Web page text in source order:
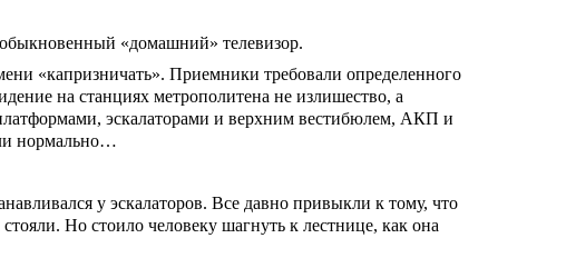
«домашний» телевизор.
«капризничать». Приемники требовали определенного
на станциях метрополитена не излишество, а
эскалаторами и верхним вестибюлем, АКП и
нормально…
у эскалаторов. Все давно привыкли к тому, что
Но стоило человеку шагнуть к лестнице, как она